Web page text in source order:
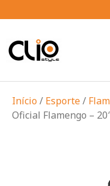
Início / Esporte/
Oficial Flamengo –